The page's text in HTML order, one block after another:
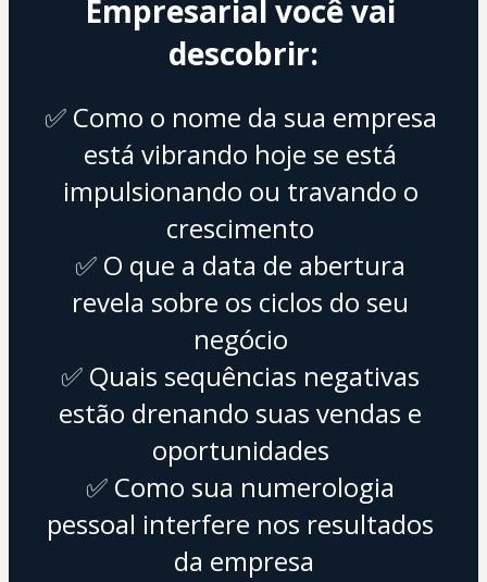
Empresarial você vai
descobrir:
✅ Como o nome da sua empresa
está vibrando hoje se está
impulsionando ou travando o
crescimento
✅ O que a data de abertura
revela sobre os ciclos do seu
negócio
✅ Quais sequências negativas
estão drenando suas vendas e
oportunidades
✅ Como sua numerologia
pessoal interfere nos resultados
da empresa